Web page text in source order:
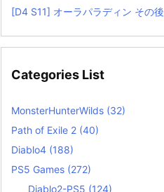
[D4 S11] オーラパラディン その後
Categories List
MonsterHunterWilds (32)
Path of Exile 2 (40)
Diablo4 (188)
PS5 Games (272)
Diablo2-PS5 (124)